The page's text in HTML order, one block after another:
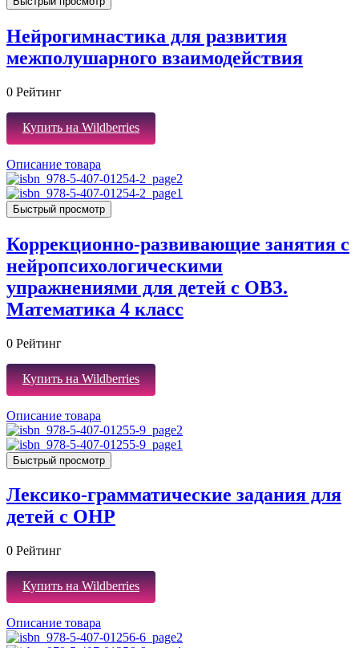
Нейрогимнастика для развития
межполушарного взаимодействия
0 Рейтинг
Купить на Wildberries
Описание товара
Быстрый просмотр
Коррекционно-развивающие занятия с
нейропсихологическими
упражнениями для детей с ОВЗ.
Математика 4 класс
0 Рейтинг
Купить на Wildberries
Описание товара
Быстрый просмотр
Лексико-грамматические задания для
детей с ОНР
0 Рейтинг
Купить на Wildberries
Описание товара